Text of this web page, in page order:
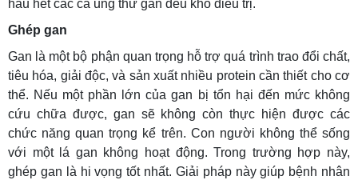
hầu hết các ca ung thư gan đều khó điều trị.
Ghép gan
Gan là một bộ phận quan trọng hỗ trợ quá trình trao đổi chất,
tiêu hóa, giải độc, và sản xuất nhiều protein cần thiết cho cơ
thể. Nếu một phần lớn của gan bị tổn hại đến mức không
cứu chữa được, gan sẽ không còn thực hiện được các
chức năng quan trọng kể trên. Con người không thể sống
với một lá gan không hoạt động. Trong trường hợp này,
ghép gan là hi vọng tốt nhất. Giải pháp này giúp bệnh nhân